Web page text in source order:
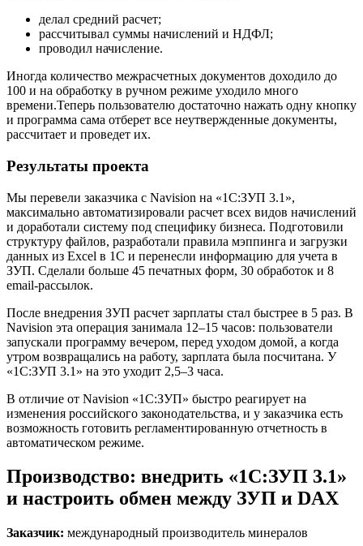
делал средний расчет;
рассчитывал суммы начислений и НДФЛ;
проводил начисление.
Иногда количество межрасчетных документов доходило до
100 и на обработку в ручном режиме уходило много
времени.Теперь пользователю достаточно нажать одну кнопку
и программа сама отберет все неутвержденные документы,
рассчитает и проведет их.
Результаты проекта
Мы перевели заказчика с Navision на «1С:ЗУП 3.1»,
максимально автоматизировали расчет всех видов начислений
и доработали систему под специфику бизнеса. Подготовили
структуру файлов, разработали правила мэппинга и загрузки
данных из Excel в 1С и перенесли информацию для учета в
ЗУП. Сделали больше 45 печатных форм, 30 обработок и 8
email-рассылок.
После внедрения ЗУП расчет зарплаты стал быстрее в 5 раз. В
Navision эта операция занимала 12–15 часов: пользователи
запускали программу вечером, перед уходом домой, а когда
утром возвращались на работу, зарплата была посчитана. У
«1С:ЗУП 3.1» на это уходит 2,5–3 часа.
В отличие от Navision «1С:ЗУП» быстро реагирует на
изменения российского законодательства, и у заказчика есть
возможность готовить регламентированную отчетность в
автоматическом режиме.
Производство: внедрить «1С:ЗУП 3.1»
и настроить обмен между ЗУП и DAX
Заказчик: международный производитель минералов